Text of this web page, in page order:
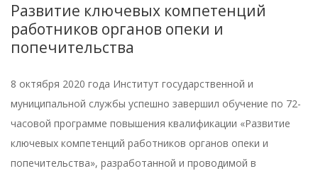
Развитие ключевых компетенций
работников органов опеки и
попечительства
8 октября 2020 года Институт государственной и
муниципальной службы успешно завершил обучение по 72-
часовой программе повышения квалификации «Развитие
ключевых компетенций работников органов опеки и
попечительства», разработанной и проводимой в